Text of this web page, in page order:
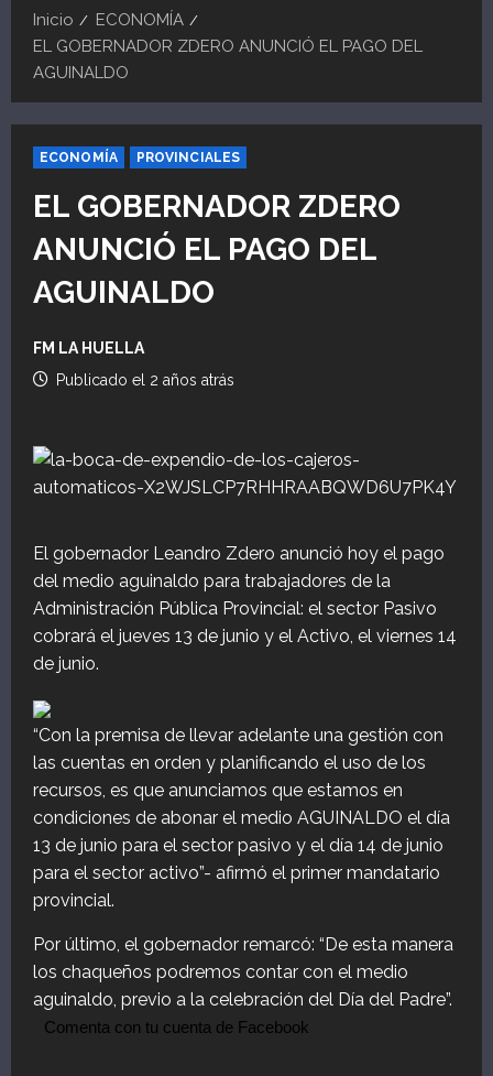
Inicio
ECONOMÍA
EL GOBERNADOR ZDERO ANUNCIÓ EL PAGO DEL
AGUINALDO
ECONOMÍA PROVINCIALES
EL GOBERNADOR ZDERO
ANUNCIÓ EL PAGO DEL
AGUINALDO
FM LA HUELLA
Publicado el 2 años atrás
El gobernador Leandro Zdero anunció hoy el pago
del medio aguinaldo para trabajadores de la
Administración Pública Provincial: el sector Pasivo
cobrará el jueves 13 de junio y el Activo, el viernes 14
de junio.
“Con la premisa de llevar adelante una gestión con
las cuentas en orden y planificando el uso de los
recursos, es que anunciamos que estamos en
condiciones de abonar el medio AGUINALDO el día
13 de junio para el sector pasivo y el día 14 de junio
para el sector activo”- afirmó el primer mandatario
provincial.
Por último, el gobernador remarcó: “De esta manera
los chaqueños podremos contar con el medio
aguinaldo, previo a la celebración del Día del Padre”.
Comenta con tu cuenta de Facebook